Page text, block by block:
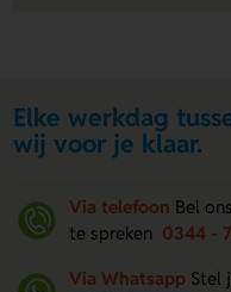
Elke werkdag
wij voor je klaar.
Via telefoon Bel
te spreken 0344 -
Via Whatsapp Stel